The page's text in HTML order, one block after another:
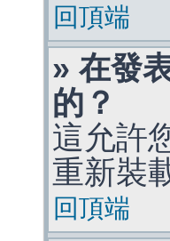
回頂端
» 在發
的？
這允許
重新裝
回頂端